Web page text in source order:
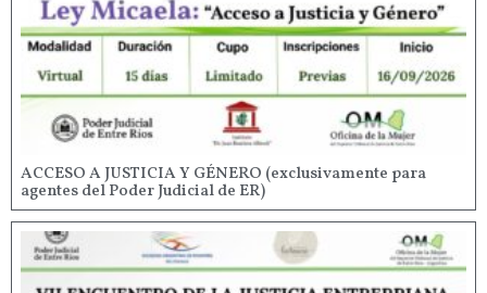
ACCESO A JUSTICIA Y GÉNERO (exclusivamente para
agentes del Poder Judicial de ER)